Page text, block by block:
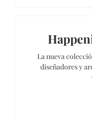
La nueva
diseñadores y